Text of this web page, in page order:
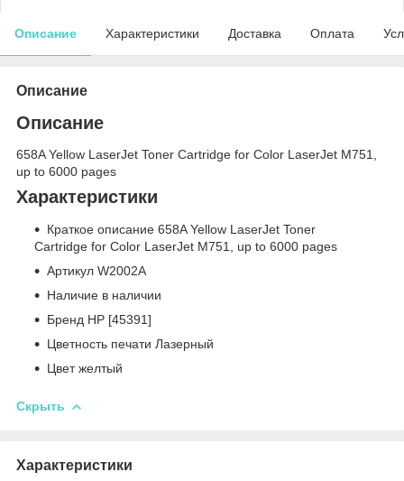
Описание Характеристики Доставка Оплата
Описание
Описание
658A Yellow LaserJet Toner Cartridge for Color LaserJet M751,
up to 6000 pages
Характеристики
Краткое описание 658A Yellow LaserJet Toner
Cartridge for Color LaserJet M751, up to 6000 pages
Артикул W2002A
Наличие в наличии
Бренд HP [45391]
Цветность печати Лазерный
Цвет желтый
Скрыть
Характеристики